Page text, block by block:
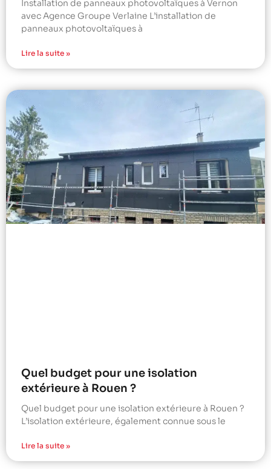
Installation de panneaux photovoltaïques à Vernon
avec Agence Groupe Verlaine L’installation de
panneaux photovoltaïques à
Lire la suite »
Quel budget pour une isolation
extérieure à Rouen ?
Quel budget pour une isolation extérieure à Rouen ?
L’isolation extérieure, également connue sous le
Lire la suite »